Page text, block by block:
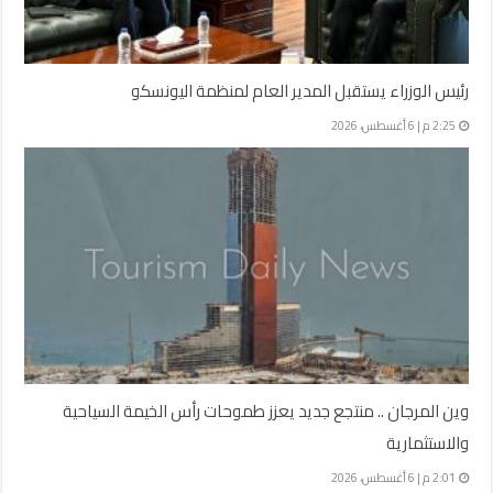
رئيس الوزراء يستقبل المدير العام لمنظمة اليونسكو
2:25 م | 6 أغسطس، 2026
وين المرجان .. منتجع جديد يعزز طموحات رأس الخيمة السياحية
والاستثمارية
2:01 م | 6 أغسطس، 2026